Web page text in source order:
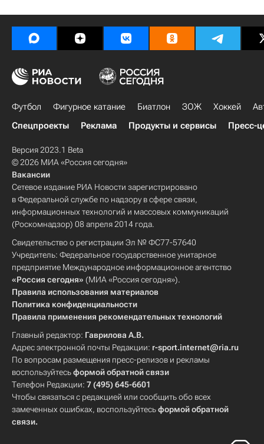
Футбол Фигурное катание Биатлон ЗОЖ Хоккей
Спецпроекты
Реклама Продукты и сервисы Пресс-
Версия 2023.1 Beta
© 2026 МИА «Россия сегодня»
Вакансии
Сетевое издание РИА Новости зарегистрировано
в Федеральной службе по надзору в сфере связи,
информационных технологий и массовых коммуникаций
(Роскомнадзор) 08 апреля 2014 года.
Свидетельство о регистрации Эл № ФС77-57640
Учредитель: Федеральное государственное унитарное
предприятие Международное информационное агентство
«Россия сегодня» (МИА «Россия сегодня»).
Правила использования материалов
Политика конфиденциальности
Правила применения рекомендательных технологий
Главный редактор: Гаврилова А.В.
Адрес электронной почты Редакции: r-sport.internet@ria.ru
По вопросам размещения пресс-релизов и рекламы
воспользуйтесьформой обратной связи
Телефон Редакции: 7 (495) 645-6601
Чтобы связаться с редакцией или сообщить обо всех
замеченных ошибках, воспользуйтесьформой обратной
связи.